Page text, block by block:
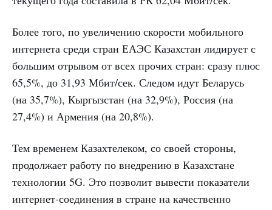
Более того, по увеличению скорости мобильного
интернета среди стран ЕАЭС Казахстан лидирует с
большим отрывом от всех прочих стран: сразу плюс
65,5%, до 31,93 Мбит/сек. Следом идут Беларусь
(на 35,7%), Кыргызстан (на 32,9%), Россия (на
27,4%) и Армения (на 20,8%).
Тем временем Казахтелеком, со своей стороны,
продолжает работу по внедрению в Казахстане
технологии 5G. Это позволит вывести показатели
интернет-соединения в стране на качественно